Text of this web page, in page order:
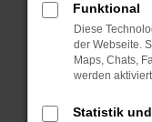
Starte dein
Das kann
Probleme zu
Funktional
Diese
der Webseite.
Maps, Chats,
werden
Statistik